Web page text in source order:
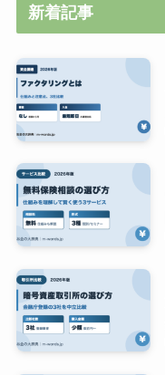
新着記事